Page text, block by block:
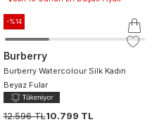
-%14
Burberry
Burberry Watercolour Silk Kadın
Beyaz Fular
12.596 TL10.799 TL